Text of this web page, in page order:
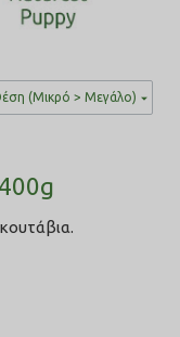
(Μικρό > Μεγάλο)